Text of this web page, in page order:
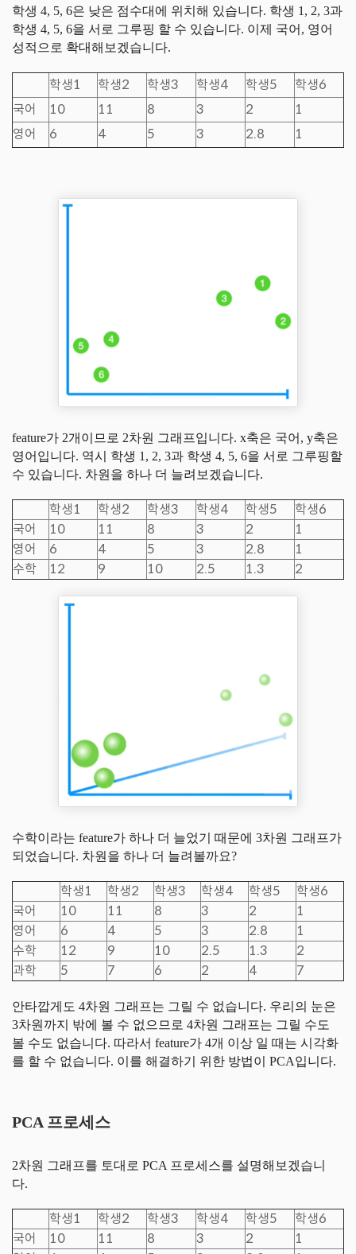
학생 4, 5, 6은 낮은 점수대에 위치해 있습니다. 학생 1, 2, 3과
학생 4, 5, 6을 서로 그루핑 할 수 있습니다. 이제 국어, 영어
성적으로 확대해보겠습니다.
학생1 학생2 학생3 학생4 학생5
학생6
국어
10 11 8 3 2
1
영어
6 4 5 3 2.8 1
feature가 2개이므로 2차원 그래프입니다. x축은 국어, y축은
영어입니다. 역시 학생 1, 2, 3과 학생 4, 5, 6을 서로 그루핑할
수 있습니다. 차원을 하나 더 늘려보겠습니다.
학생1 학생2 학생3 학생4 학생5
학생6
국어
10 11 8 3 2
1
영어
6 4 5 3 2.8
1
수학
12 9 10 2.5 1.3 2
수학이라는 feature가 하나 더 늘었기 때문에 3차원 그래프가
되었습니다. 차원을 하나 더 늘려볼까요?
학생1 학생2 학생3 학생4 학생5
학생6
국어
10 11 8 3 2
1
영어
6 4 5 3 2.8
1
수학
12 9 10 2.5 1.3
2
과학
5 7 6 2 4 7
안타깝게도 4차원 그래프는 그릴 수 없습니다. 우리의 눈은
3차원까지 밖에 볼 수 없으므로 4차원 그래프는 그릴 수도
볼 수도 없습니다. 따라서 feature가 4개 이상 일 때는 시각화
를 할 수 없습니다. 이를 해결하기 위한 방법이 PCA입니다.
PCA 프로세스
2차원 그래프를 토대로 PCA 프로세스를 설명해보겠습니
다.
학생1 학생2 학생3 학생4 학생5
학생6
국어
10 11 8 3 2
1